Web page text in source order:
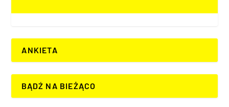
ANKIETA
BĄDŹ NA BIEŻĄCO